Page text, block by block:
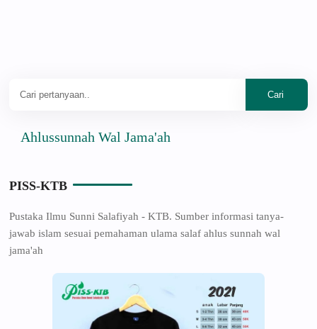
Wal Jama'ah
PISS-KTB
Pustaka Ilmu Sunni Salafiyah - KTB. Sumber informasi tanya-
jawab islam sesuai pemahaman ulama salaf ahlus sunnah wal
jama'ah